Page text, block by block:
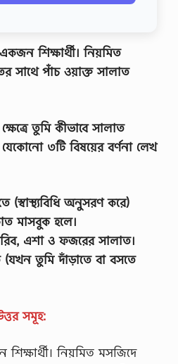
শিক্ষার্থী। নিয়মিত
সাথে পাঁচ ওয়াক্ত সালাত
তুমি কীভাবে সালাত
৩টি বিষয়ের বর্ণনা লেখ
(স্বাস্থ্যবিধি অনুসরণ করে)
মাসবুক হলে।
এশা ও ফজরের সালাত।
তুমি দাঁড়াতে বা বসতে
সমূহ:
নিয়মিত মসজিদে